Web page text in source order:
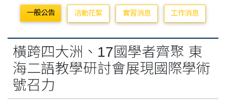
一般公告 活動花絮 實習消息 工作消息
橫跨四大洲、17國學者齊聚 東
海二語教學研討會展現國際學術
號召力